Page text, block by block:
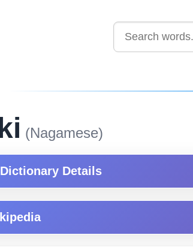
(Nagamese)
Details